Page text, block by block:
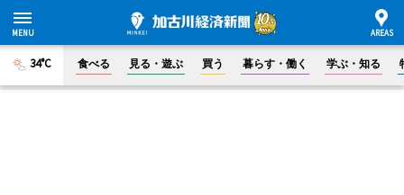
34°C 食べる 見る・遊ぶ 買う 暮らす・働く 学ぶ・知る